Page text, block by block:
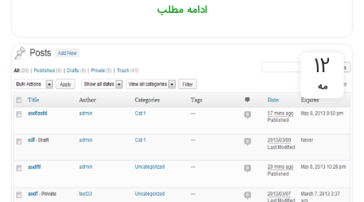
ادامه مطلب
12
مه